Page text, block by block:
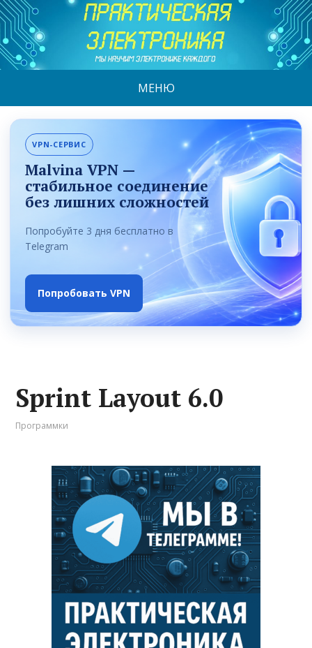
МЕНЮ
VPN-СЕРВИС
Malvina VPN —
стабильное соединение
без лишних сложностей
Попробуйте 3 дня бесплатно в
Telegram
Попробовать VPN
Sprint Layout 6.0
Программки